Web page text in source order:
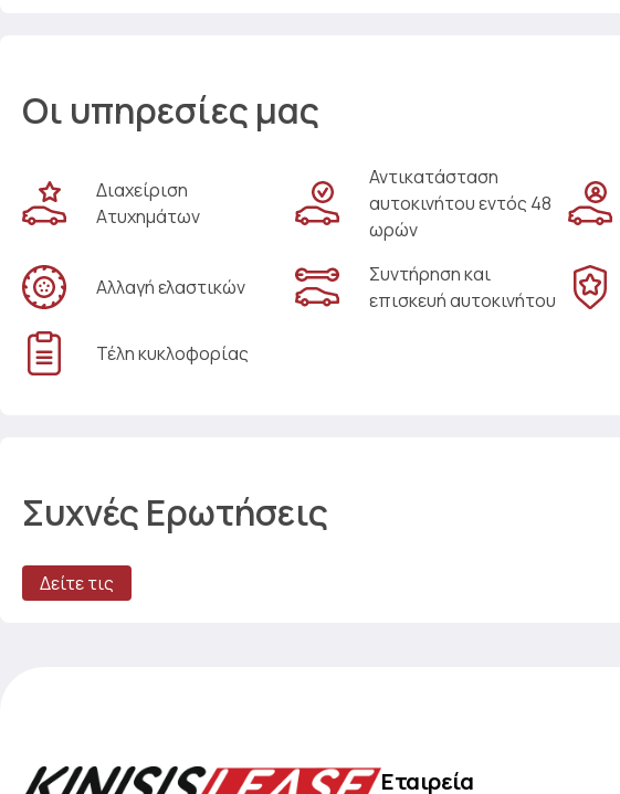
Οι υπηρεσίες μας
Διαχείριση
Ατυχημάτων
Αντικατάσταση
αυτοκινήτου εντός 48
ωρών
Αλλαγή ελαστικών
Συντήρηση και
επισκευή αυτοκινήτου
Τέλη κυκλοφορίας
Συχνές Ερωτήσεις
Δείτε τις
Εταιρεία